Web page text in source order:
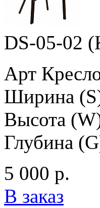
DS-05-02
Арт
Ширина
Высота
Глубина
5 000 р.
В заказ